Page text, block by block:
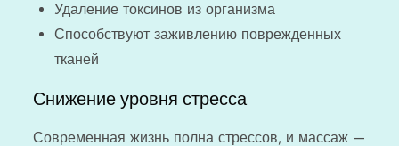
Удаление токсинов из организма
Способствуют заживлению поврежденных
тканей
Снижение уровня стресса
Современная жизнь полна стрессов, и массаж —